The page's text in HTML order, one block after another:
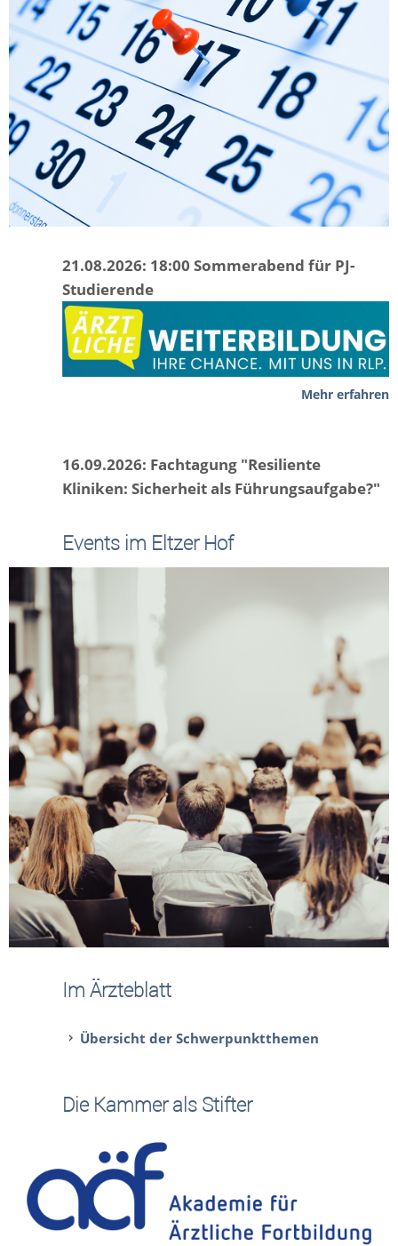
21.08.2026: 18:00 Sommerabend für PJ-
Studierende
Mehr erfahren
16.09.2026: Fachtagung "Resiliente
Kliniken: Sicherheit als Führungsaufgabe?"
Events im Eltzer Hof
Im Ärzteblatt
Übersicht der Schwerpunktthemen
Die Kammer als Stifter